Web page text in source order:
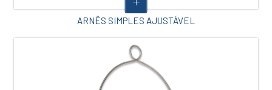
ARNÊS SIMPLES AJUSTÁVEL